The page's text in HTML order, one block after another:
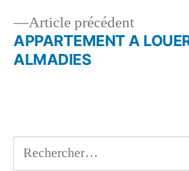
l’article
Article précédentArticle
APPARTEMENT A
ALMADIES
Rechercher :